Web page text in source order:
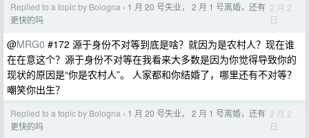
Replied to a topic by Bologna › 1 月 20 号失业， 2 月 1 号离婚，还有
更快的吗
2 月 2
日
@MRG0 #172 源于身份不对等到底是啥？就因为是农村人？现在谁
在在意这个？源于身份不对等在我看来大多数是因为你觉得导致你的
现状的原因是“你是农村人”。 人家都和你结婚了，哪里还有不对等？
嘲笑你出生？
Replied to a topic by Bologna › 1 月 20 号失业， 2 月 1 号离婚，还有
更快的吗
2 月 2
日